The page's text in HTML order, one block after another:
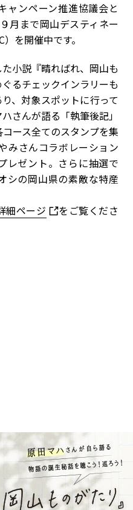
ャンペーン推進協議会と
月まで岡山デスティネー
を開催中です。
小説『晴ればれ、岡山も
るチェックインラリーも
、対象スポットに行って
さんが語る「執筆後記」
ース全てのスタンプを集
みさんコラボレーション
レゼント。さらに抽選で
シの岡山県の素敵な特産
細ページ
をご覧くださ